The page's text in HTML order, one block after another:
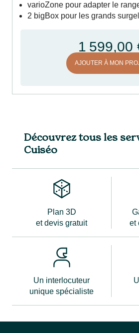
varioZone pour adapter le
2 bigBox pour les grands
1 599,00
AJOUTER À MON
Découvrez tous les
Cuiséo
Plan 3D
et devis gratuit
et
Un interlocuteur
unique spécialiste